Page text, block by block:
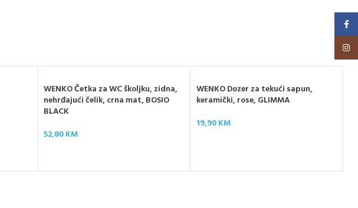
WENKO Četka za WC školjku, zidna,
nehrđajući čelik, crna mat, BOSIO
BLACK
52,80KM
WENKO Dozer za tekući sapun,
keramički, rose, GLIMMA
19,90KM